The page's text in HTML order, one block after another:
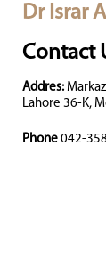
Dr Israr
Contact
Addres:
Lahore 36-K,
Phone 042-